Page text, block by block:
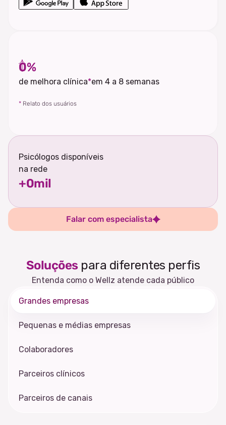
0%
de melhora clínica*em 4 a 8 semanas
* Relato dos usuários
Psicólogos disponíveis
na rede
+0mil
Falar com especialista
Soluçõespara diferentes perfis
Entenda como o Wellz atende cada público
Grandes empresas
Pequenas e médias empresas
Colaboradores
Parceiros clínicos
Parceiros de canais